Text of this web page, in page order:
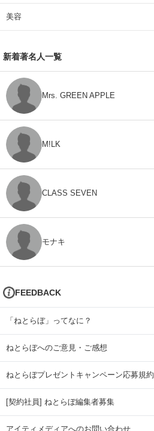
美容
新着著名人一覧
Mrs. GREEN APPLE
M!LK
CLASS SEVEN
モナキ
FEEDBACK
「ねとらぼ」ってなに？
ねとらぼへのご意見・ご感想
ねとらぼプレゼントキャンペーン応募規約
[契約社員] ねとらぼ編集者募集
アイティメディアへのお問い合わせ